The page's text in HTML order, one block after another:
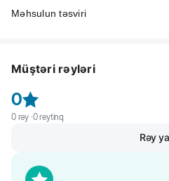
Məhsulun təsviri
şampun. Şampunun tərkibindəki
Müştəri rəyləri
0
0rəy ·0reytinq
Rəy